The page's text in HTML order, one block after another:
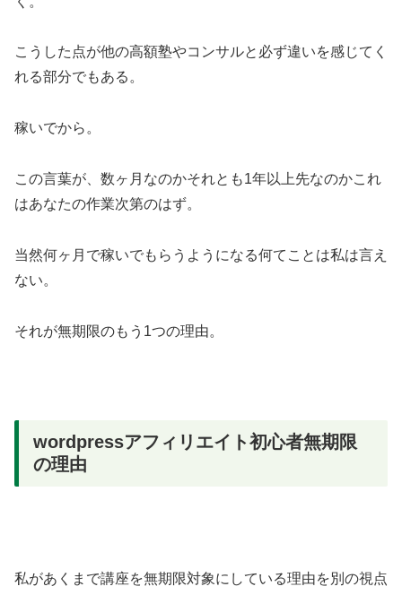
こうした点が他の高額塾やコンサルと必ず違いを感じてく
れる部分でもある。
稼いでから。
この言葉が、数ヶ月なのかそれとも1年以上先なのかこれ
はあなたの作業次第のはず。
当然何ヶ月で稼いでもらうようになる何てことは私は言え
ない。
それが無期限のもう1つの理由。
wordpressアフィリエイト初心者無期限
の理由
私があくまで講座を無期限対象にしている理由を別の視点